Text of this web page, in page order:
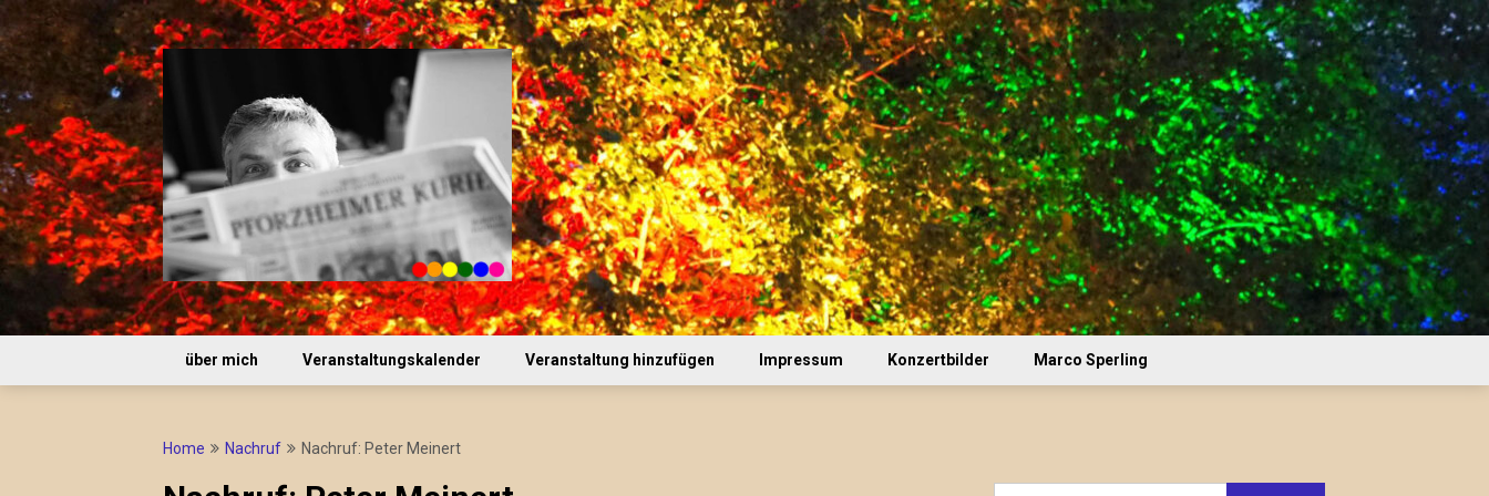
to
content
über mich Veranstaltungskalender Veranstaltung hinzufügen Impressum Konzertbilder Marco Sperling
Home Nachruf Nachruf: Peter Meinert